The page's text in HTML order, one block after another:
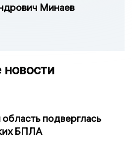
Минаев
подверглась
БПЛА